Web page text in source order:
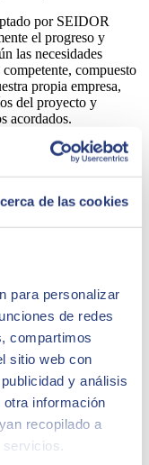
de las cookies
para personalizar
de redes
compartimos
sitio web con
y análisis
información
recopilado a
por SEIDOR
el progreso y
las necesidades
compuesto
propia empresa,
del proyecto y
acordados.
los
el éxito
de valor para el
de CMCC, el
y estuviera
el 17 de octubre de
2024 en Milán,
en innovación